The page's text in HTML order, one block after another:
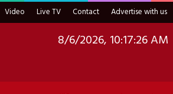
Video Live TV Contact Advertise with us
8/6/2026, 10:17:28 AM